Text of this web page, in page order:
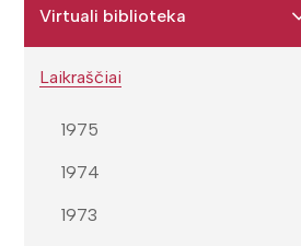
Virtuali biblioteka
Laikraščiai
1975
1974
1973